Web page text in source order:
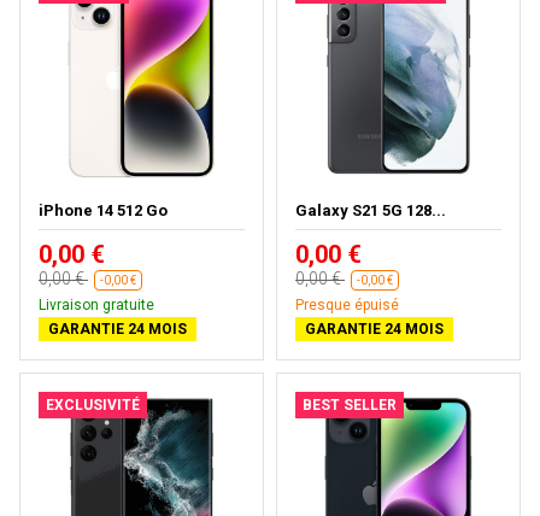
iPhone 14 512 Go
0,00 €
0,00 € -0,00 €
Livraison gratuite
GARANTIE 24 MOIS
Galaxy S21 5G 128...
0,00 €
0,00 € -0,00 €
Presque épuisé
GARANTIE 24 MOIS
EXCLUSIVITÉ BEST SELLER